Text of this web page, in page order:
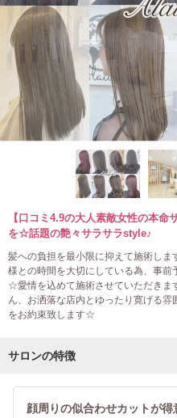
【口コミ4.9の大人素敵女性の本命
を☆話題の艶々サラサラstyle♪
髪への負担を最小限に抑えて施術し
様との時間を大切にしている為、事
☆愛情を込めて施術させていただきま
ん、お洒落な店内とゆったり寛げる
をお約束致します☆
サロンの特徴
顔周りの似合わせカットが得